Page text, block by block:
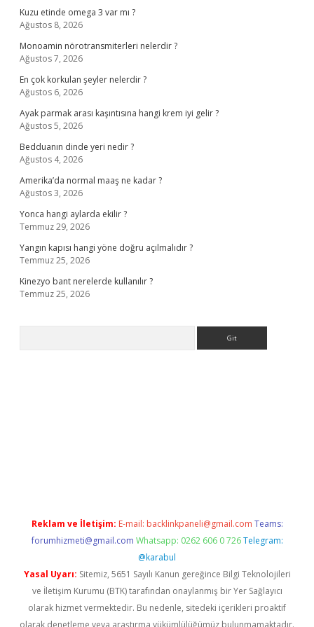
Kuzu etinde omega 3 var mı ?
Ağustos 8, 2026
Monoamin nörotransmiterleri nelerdir ?
Ağustos 7, 2026
En çok korkulan şeyler nelerdir ?
Ağustos 6, 2026
Ayak parmak arası kaşıntısına hangi krem iyi gelir ?
Ağustos 5, 2026
Bedduanın dinde yeri nedir ?
Ağustos 4, 2026
Amerika’da normal maaş ne kadar ?
Ağustos 3, 2026
Yonca hangi aylarda ekilir ?
Temmuz 29, 2026
Yangın kapısı hangi yöne doğru açılmalıdır ?
Temmuz 25, 2026
Kinezyo bant nerelerde kullanılır ?
Temmuz 25, 2026
Reklam ve İletişim: E-mail: backlinkpaneli@gmail.com Teams:
forumhizmeti@gmail.com Whatsapp: 0262 606 0 726 Telegram:
@karabul
Yasal Uyarı: Sitemiz, 5651 Sayılı Kanun gereğince Bilgi Teknolojileri
ve İletişim Kurumu (BTK) tarafından onaylanmış bir Yer Sağlayıcı
olarak hizmet vermektedir. Bu nedenle, sitedeki içerikleri proaktif
olarak denetleme veya araştırma yükümlülüğümüz bulunmamaktadır.